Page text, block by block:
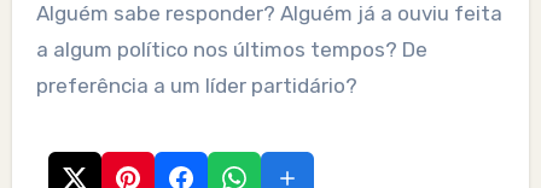
Alguém sabe responder? Alguém já a ouviu feita
a algum político nos últimos tempos? De
preferência a um líder partidário?